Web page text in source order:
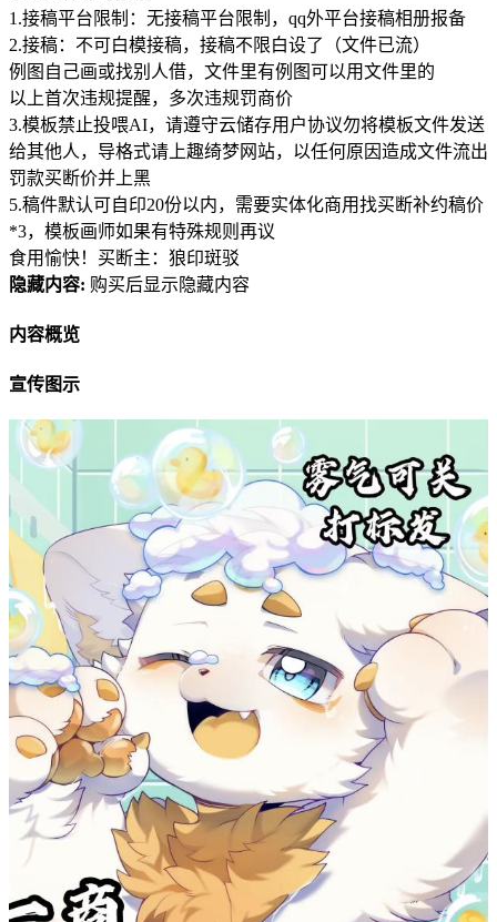
1.接稿平台限制：无接稿平台限制，qq外平台接稿相册报备
2.接稿：不可白模接稿，接稿不限白设了（文件已流）
例图自己画或找别人借，文件里有例图可以用文件里的
以上首次违规提醒，多次违规罚商价
3.模板禁止投喂AI，请遵守云储存用户协议勿将模板文件发送
给其他人，导格式请上趣绮梦网站，以任何原因造成文件流出
罚款买断价并上黑
5.稿件默认可自印20份以内，需要实体化商用找买断补约稿价
*3，模板画师如果有特殊规则再议
食用愉快！买断主：狼印斑驳
隐藏内容: 购买后显示隐藏内容
内容概览
宣传图示